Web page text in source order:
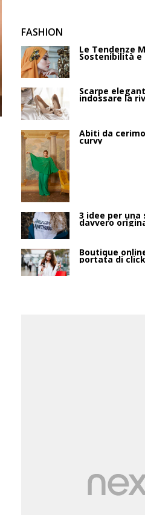
FASHION
Le Tendenze
Sostenibilità
Scarpe
indossare la
Abiti da
curvy
3 idee per
davvero
Boutique
portata di